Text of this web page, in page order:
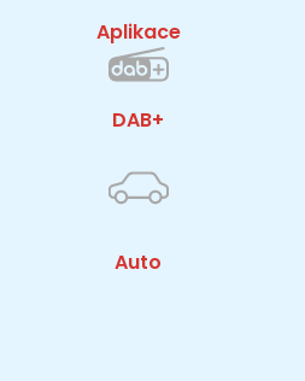
Aplikace
DAB+
Auto